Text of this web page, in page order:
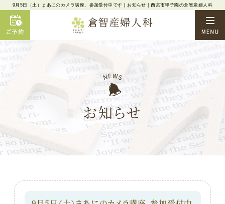
9月5日（土）まあにのカメラ講座、参加受付中です | お知らせ | 西宮市甲子園の倉智産婦人科
お知らせ